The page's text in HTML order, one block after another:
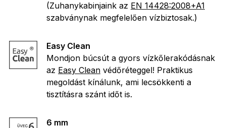
(Zuhanykabinjaink az EN 14428:2008+A1
szabványnak megfelelően vízbiztosak.)
Easy Clean
Mondjon búcsút a gyors vízkőlerakódásnak
az Easy Clean védőréteggel! Praktikus
megoldást kínálunk, ami lecsökkenti a
tisztításra szánt időt is.
6 mm